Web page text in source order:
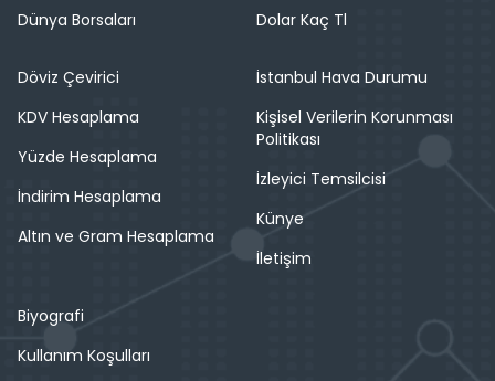
Dünya Borsaları
Dolar Kaç Tl
Döviz Çevirici
KDV Hesaplama
Yüzde Hesaplama
İndirim Hesaplama
Altın ve Gram Hesaplama
İstanbul Hava Durumu
Kişisel Verilerin Korunması
Politikası
İzleyici Temsilcisi
Künye
İletişim
Biyografi
Kullanım Koşulları